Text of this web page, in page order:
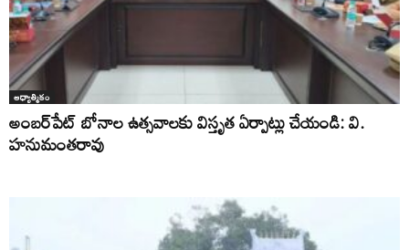
ఆధ్యాత్మికం
అంబర్‌పేట్ బోనాల ఉత్సవాలకు విస్తృత ఏర్పాట్లు చేయండి: వి.
హనుమంతరావు